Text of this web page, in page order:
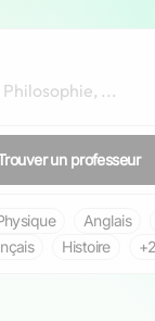
un professeur
Anglais
Histoire